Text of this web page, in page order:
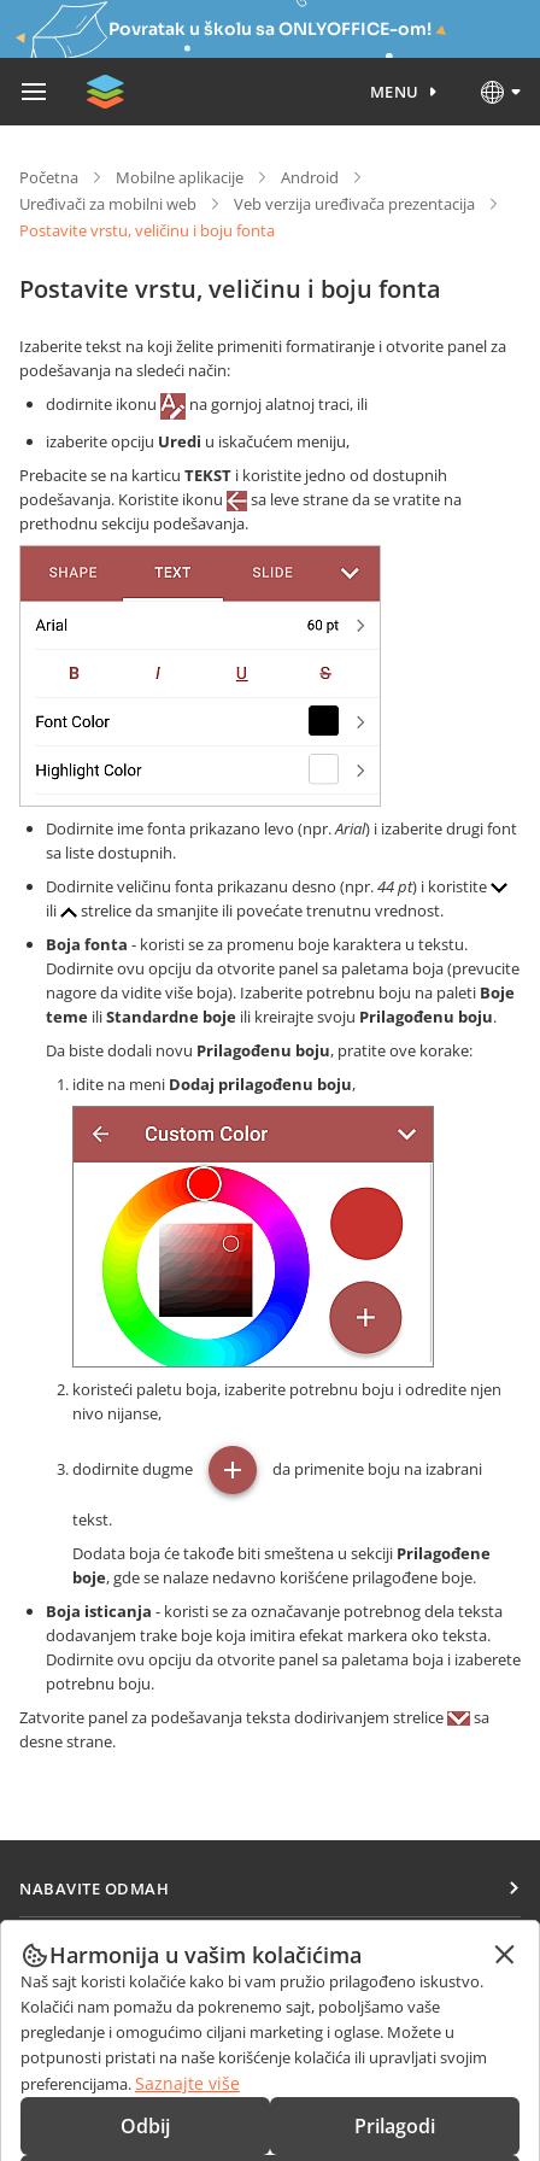
Povratak u školu sa ONLYOFFICE-om!
MENU
Početna Mobilne aplikacije
Android
Uređivači za mobilni web
Veb verzija uređivača prezentacija
Postavite vrstu, veličinu i boju fonta
Postavite vrstu, veličinu i boju fonta
Izaberite tekst na koji želite primeniti formatiranje i otvorite panel za
podešavanja na sledeći način:
dodirnite ikonu
na gornjoj alatnoj traci, ili
izaberite opciju Uredi u iskačućem meniju,
Prebacite se na karticu TEKST i koristite jedno od dostupnih
podešavanja. Koristite ikonu
sa leve strane da se vratite na
prethodnu sekciju podešavanja.
Dodirnite ime fonta prikazano levo (npr.Arial) i izaberite drugi font
sa liste dostupnih.
Dodirnite veličinu fonta prikazanu desno (npr.44 pt) i koristite
ili
strelice da smanjite ili povećate trenutnu vrednost.
Boja fonta - koristi se za promenu boje karaktera u tekstu.
Dodirnite ovu opciju da otvorite panel sa paletama boja (prevucite
nagore da vidite više boja). Izaberite potrebnu boju na paleti Boje
teme iliStandardne boje ili kreirajte svoju Prilagođenu boju.
Da biste dodali novu Prilagođenu boju, pratite ove korake:
idite na meni Dodaj prilagođenu boju,
koristeći paletu boja, izaberite potrebnu boju i odredite njen
nivo nijanse,
dodirnite dugme da primenite boju na izabrani
tekst.
Dodata boja će takođe biti smeštena u sekciji Prilagođene
boje, gde se nalaze nedavno korišćene prilagođene boje.
Boja isticanja - koristi se za označavanje potrebnog dela teksta
dodavanjem trake boje koja imitira efekat markera oko teksta.
Dodirnite ovu opciju da otvorite panel sa paletama boja i izaberete
potrebnu boju.
Zatvorite panel za podešavanja teksta dodirivanjem strelice
sa
desne strane.
NABAVITE ODMAH
Docs
DocSpace
Workspace
Konektori
Desktop aplikacije
Mobilne aplikacije
SARAĐUJTE
Za doprinosioce
Za prevodioce
Za influensere
Slobodna radna mesta
PRIMAJTE VESTI
Blog
DOBIJTE POMOĆ
Forum
KONTAKTIRAJTE NAS
Harmonija u vašim kolačićima
Naš sajt koristi kolačiće kako bi vam pružio prilagođeno iskustvo.
Kolačići nam pomažu da pokrenemo sajt, poboljšamo vaše
pregledanje i omogućimo ciljani marketing i oglase. Možete u
potpunosti pristati na naše korišćenje kolačića ili upravljati svojim
preferencijama.Saznajte više
Odbij Prilagodi